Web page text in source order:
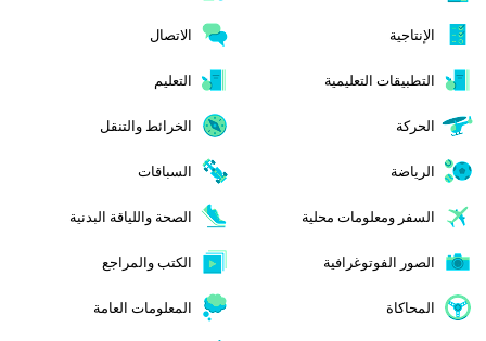
الإنتاجية الاتصال
التطبيقات التعليمية التعليم
الحركة الخرائط والتنقل
الرياضة السباقات
السفر ومعلومات محلية الصحة واللياقة البدنية
الصور الفوتوغرافية الكتب والمراجع
المحاكاة المعلومات العامة